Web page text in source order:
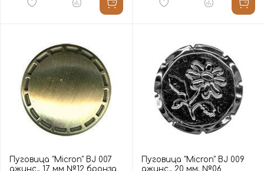
Пуговица "Micron" BJ 007
джинс., 17 мм №12 бронза
Пуговица "Micron" BJ 009
джинс., 20 мм, №06